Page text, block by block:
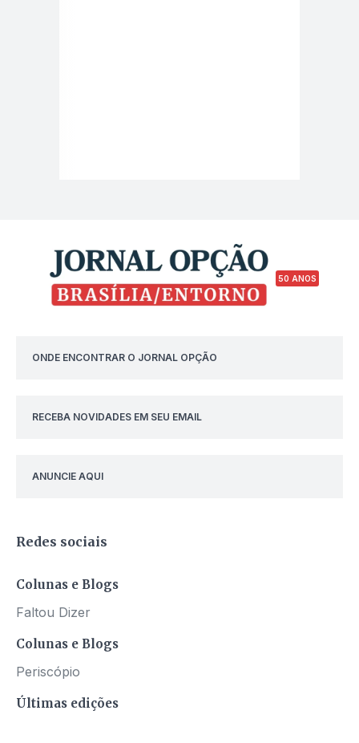
50 ANOS
ONDE ENCONTRAR O JORNAL OPÇÃO
RECEBA NOVIDADES EM SEU EMAIL
ANUNCIE AQUI
Redes sociais
Colunas e Blogs
Faltou Dizer
Colunas e Blogs
Periscópio
Últimas edições